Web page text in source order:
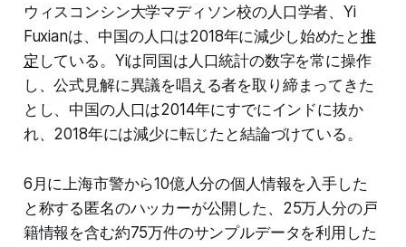
ウィスコンシン大学マディソン校の人口学者、Yi
Fuxianは、中国の人口は2018年に減少し始めたと推
定 している。Yiは同国は人口統計の数字を常に操作
し、公式見解に異議を唱える者を取り締まってきた
とし、中国の人口は2014年にすでにインドに抜か
れ、2018年には減少に転じたと結論づけている。
6月に上海市警から10億人分の個人情報を入手した
と称する匿名のハッカーが公開した、25万人分の戸
籍情報を含む約75万件のサンプルデータを利用した